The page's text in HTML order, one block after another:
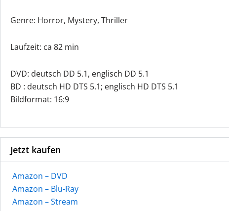
Genre: Horror, Mystery, Thriller
Laufzeit: ca 82 min
DVD: deutsch DD 5.1, englisch DD 5.1
BD : deutsch HD DTS 5.1; englisch HD DTS 5.1
Bildformat: 16:9
Jetzt kaufen
Amazon – DVD
Amazon – Blu-Ray
Amazon – Stream